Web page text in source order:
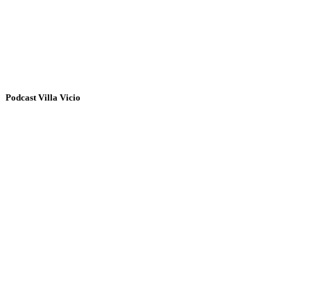
Podcast Villa Vicio